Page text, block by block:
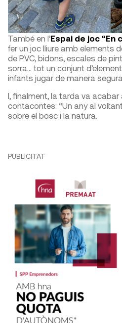
També en l’Espai de joc “En
fer un joc lliure amb elements
de PVC, bidons, escales de
sorra… tot un conjunt
infants jugar de manera
I, finalment, la tarda va
contacontes: “Un any al
sobre el bosc i la natura.
PUBLICITAT